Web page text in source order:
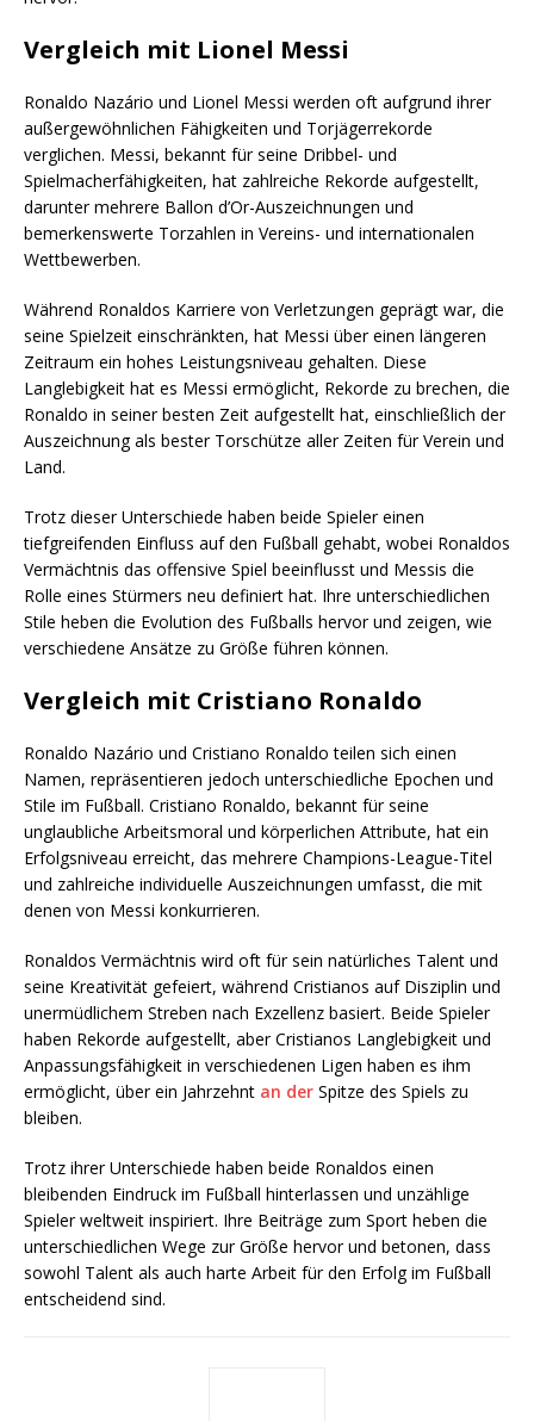
Vergleich mit Lionel Messi
Ronaldo Nazário und Lionel Messi werden oft aufgrund ihrer
außergewöhnlichen Fähigkeiten und Torjägerrekorde
verglichen. Messi, bekannt für seine Dribbel- und
Spielmacherfähigkeiten, hat zahlreiche Rekorde aufgestellt,
darunter mehrere Ballon d’Or-Auszeichnungen und
bemerkenswerte Torzahlen in Vereins- und internationalen
Wettbewerben.
Während Ronaldos Karriere von Verletzungen geprägt war, die
seine Spielzeit einschränkten, hat Messi über einen längeren
Zeitraum ein hohes Leistungsniveau gehalten. Diese
Langlebigkeit hat es Messi ermöglicht, Rekorde zu brechen, die
Ronaldo in seiner besten Zeit aufgestellt hat, einschließlich der
Auszeichnung als bester Torschütze aller Zeiten für Verein und
Land.
Trotz dieser Unterschiede haben beide Spieler einen
tiefgreifenden Einfluss auf den Fußball gehabt, wobei Ronaldos
Vermächtnis das offensive Spiel beeinflusst und Messis die
Rolle eines Stürmers neu definiert hat. Ihre unterschiedlichen
Stile heben die Evolution des Fußballs hervor und zeigen, wie
verschiedene Ansätze zu Größe führen können.
Vergleich mit Cristiano Ronaldo
Ronaldo Nazário und Cristiano Ronaldo teilen sich einen
Namen, repräsentieren jedoch unterschiedliche Epochen und
Stile im Fußball. Cristiano Ronaldo, bekannt für seine
unglaubliche Arbeitsmoral und körperlichen Attribute, hat ein
Erfolgsniveau erreicht, das mehrere Champions-League-Titel
und zahlreiche individuelle Auszeichnungen umfasst, die mit
denen von Messi konkurrieren.
Ronaldos Vermächtnis wird oft für sein natürliches Talent und
seine Kreativität gefeiert, während Cristianos auf Disziplin und
unermüdlichem Streben nach Exzellenz basiert. Beide Spieler
haben Rekorde aufgestellt, aber Cristianos Langlebigkeit und
Anpassungsfähigkeit in verschiedenen Ligen haben es ihm
ermöglicht, über ein Jahrzehnt an der Spitze des Spiels zu
bleiben.
Trotz ihrer Unterschiede haben beide Ronaldos einen
bleibenden Eindruck im Fußball hinterlassen und unzählige
Spieler weltweit inspiriert. Ihre Beiträge zum Sport heben die
unterschiedlichen Wege zur Größe hervor und betonen, dass
sowohl Talent als auch harte Arbeit für den Erfolg im Fußball
entscheidend sind.